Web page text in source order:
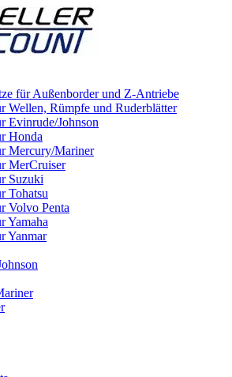
für Außenborder und Z-Antriebe
Wellen, Rümpfe und Ruderblätter
Evinrude/Johnson
Honda
Mercury/Mariner
MerCruiser
Suzuki
Tohatsu
Volvo Penta
Yamaha
Yanmar